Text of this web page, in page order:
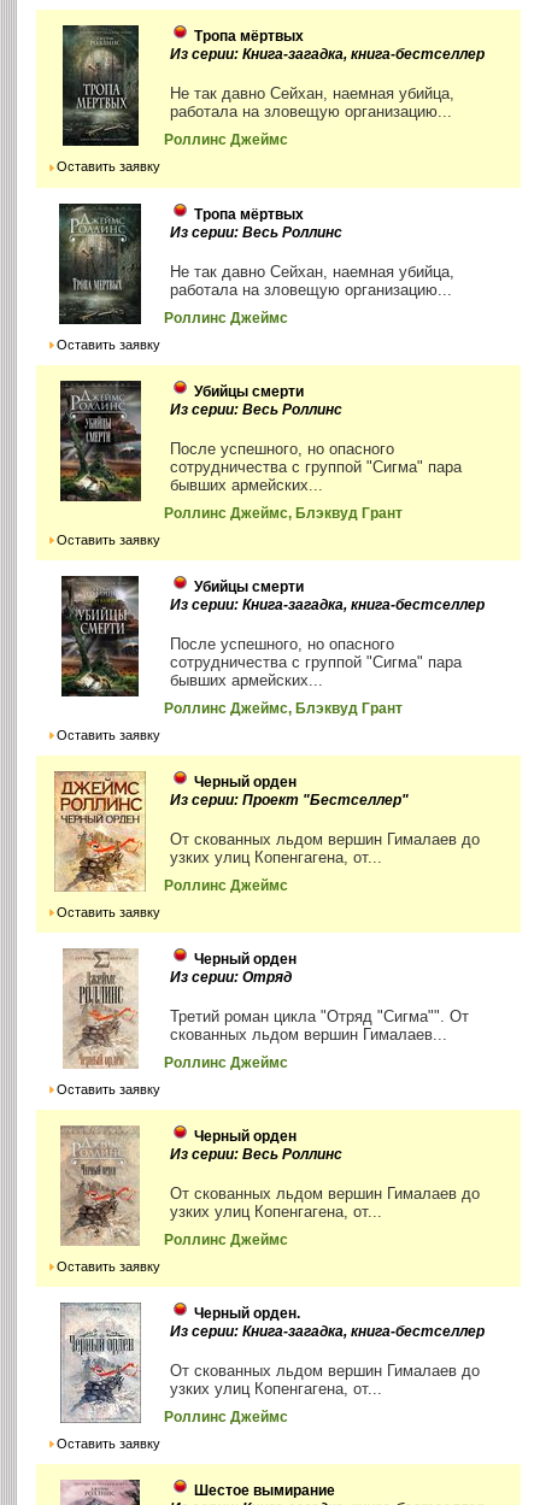
Тропа мёртвых
Из серии: Книга-загадка, книга-бестселлер
Не так давно Сейхан, наемная убийца,
работала на зловещую организацию...
Роллинс Джеймс
Оставить заявку
Тропа мёртвых
Из серии: Весь Роллинс
Не так давно Сейхан, наемная убийца,
работала на зловещую организацию...
Роллинс Джеймс
Оставить заявку
Убийцы смерти
Из серии: Весь Роллинс
После успешного, но опасного
сотрудничества с группой "Сигма" пара
бывших армейских...
Роллинс Джеймс, Блэквуд Грант
Оставить заявку
Убийцы смерти
Из серии: Книга-загадка, книга-бестселлер
После успешного, но опасного
сотрудничества с группой "Сигма" пара
бывших армейских...
Роллинс Джеймс, Блэквуд Грант
Оставить заявку
Черный орден
Из серии: Проект "Бестселлер"
От скованных льдом вершин Гималаев до
узких улиц Копенгагена, от...
Роллинс Джеймс
Оставить заявку
Черный орден
Из серии: Отряд
Третий роман цикла "Отряд "Сигма"". От
скованных льдом вершин Гималаев...
Роллинс Джеймс
Оставить заявку
Черный орден
Из серии: Весь Роллинс
От скованных льдом вершин Гималаев до
узких улиц Копенгагена, от...
Роллинс Джеймс
Оставить заявку
Черный орден.
Из серии: Книга-загадка, книга-бестселлер
От скованных льдом вершин Гималаев до
узких улиц Копенгагена, от...
Роллинс Джеймс
Оставить заявку
Шестое вымирание